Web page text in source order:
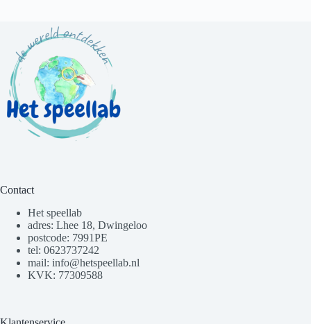
Contact
Het speellab
adres: Lhee 18, Dwingeloo
postcode: 7991PE
tel: 0623737242
mail: info@hetspeellab.nl
KVK: 77309588